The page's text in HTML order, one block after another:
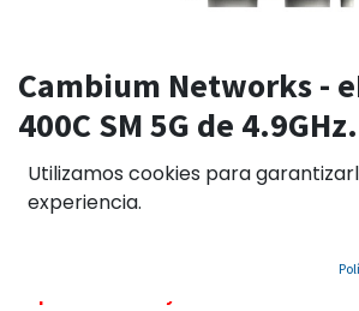
Cambium Networks -
400C SM 5G de
802.11AX (ROW) (US
C050940C121A
Utilizamos cookies para
experiencia.